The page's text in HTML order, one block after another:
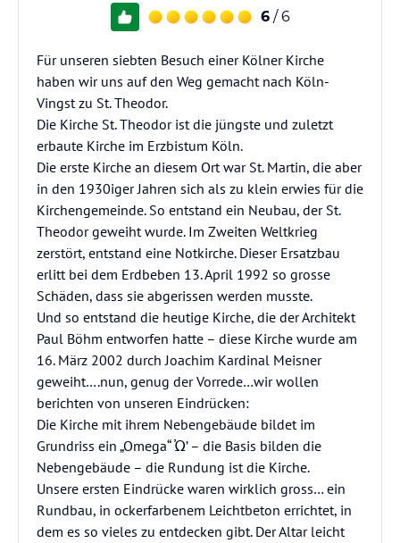
6 / 6
Für unseren siebten Besuch einer Kölner Kirche
haben wir uns auf den Weg gemacht nach Köln-
Vingst zu St. Theodor.
Die Kirche St. Theodor ist die jüngste und zuletzt
erbaute Kirche im Erzbistum Köln.
Die erste Kirche an diesem Ort war St. Martin, die aber
in den 1930iger Jahren sich als zu klein erwies für die
Kirchengemeinde. So entstand ein Neubau, der St.
Theodor geweiht wurde. Im Zweiten Weltkrieg
zerstört, entstand eine Notkirche. Dieser Ersatzbau
erlitt bei dem Erdbeben 13. April 1992 so grosse
Schäden, dass sie abgerissen werden musste.
Und so entstand die heutige Kirche, die der Architekt
Paul Böhm entworfen hatte – diese Kirche wurde am
16. März 2002 durch Joachim Kardinal Meisner
geweiht….nun, genug der Vorrede…wir wollen
berichten von unseren Eindrücken:
Die Kirche mit ihrem Nebengebäude bildet im
Grundriss ein „Omega“ Ὠ’ – die Basis bilden die
Nebengebäude – die Rundung ist die Kirche.
Unsere ersten Eindrücke waren wirklich gross… ein
Rundbau, in ockerfarbenem Leichtbeton errichtet, in
dem es so vieles zu entdecken gibt. Der Altar leicht